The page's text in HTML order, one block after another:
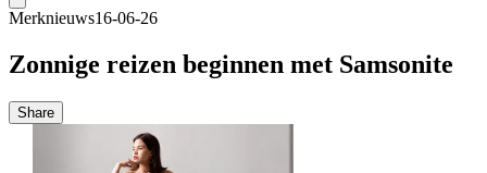
Merknieuws16-06-26
Zonnige reizen beginnen met Samsonite
Share